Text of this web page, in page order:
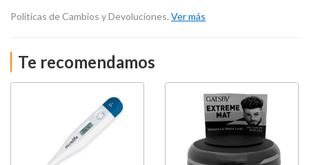
Políticas de Cambios y Devoluciones. Ver más
Te recomendamos